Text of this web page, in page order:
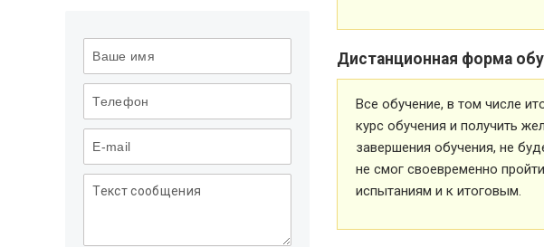
Дистанционная форма
Все обучение, в том числе
курс обучения и получить
завершения обучения, не
не смог своевременно
испытаниям и к итоговым.